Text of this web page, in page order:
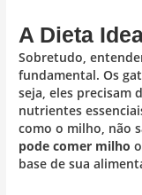
A Dieta
Sobretudo,
fundamental. Os
seja, eles precisam
nutrientes
como o milho, não
pode comer milho
base de sua